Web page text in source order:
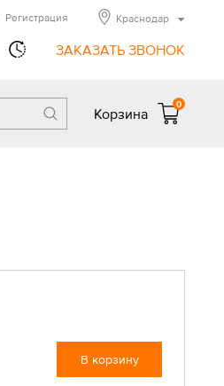
ЗАКАЗАТЬ ЗВОНОК
Регистрация Краснодар
Корзина
0
В корзину